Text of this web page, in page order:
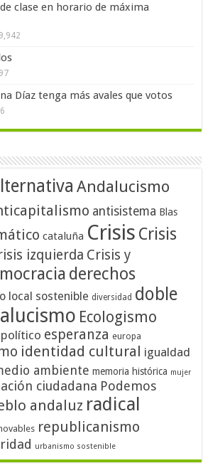
clase en horario de máxima
Díaz tenga más avales que votos
Andalucismo
antisistema Blas
cataluña Crisis Crisis
izquierda Crisis y
derechos
local sostenible diversidad doble
Ecologismo
esperanza europa
identidad cultural igualdad
ambiente memoria histórica mujer
ciudadana Podemos
andaluz radical
republicanismo
urbanismo sostenible